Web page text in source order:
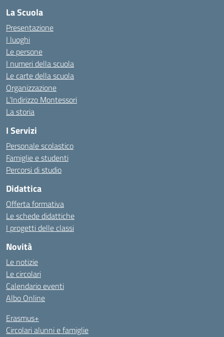
La Scuola
Presentazione
I luoghi
Le persone
I numeri della scuola
Le carte della scuola
Organizzazione
L’Indirizzo Montessori
La storia
I Servizi
Personale scolastico
Famiglie e studenti
Percorsi di studio
Didattica
Offerta formativa
Le schede didattiche
I progetti delle classi
Novità
Le notizie
Le circolari
Calendario eventi
Albo Online
Erasmus+
Circolari alunni e famiglie